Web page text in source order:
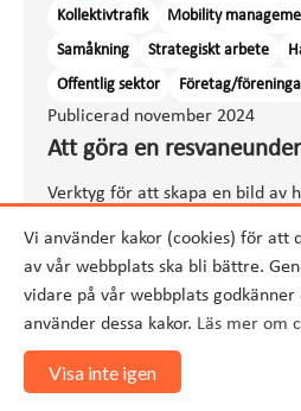
Vi använder kakor (cookies) för att
av vår webbplats ska bli bättre.
vidare på vår webbplats godkänner
använder dessa kakor. Läs mer om
Visa inte igen
Publicerad november 2024
Att göra en
Verktyg för att skapa en bild av
Kollektivtrafik Mobility
Samåkning
Strategiskt arbete
Offentlig sektor
Företag/